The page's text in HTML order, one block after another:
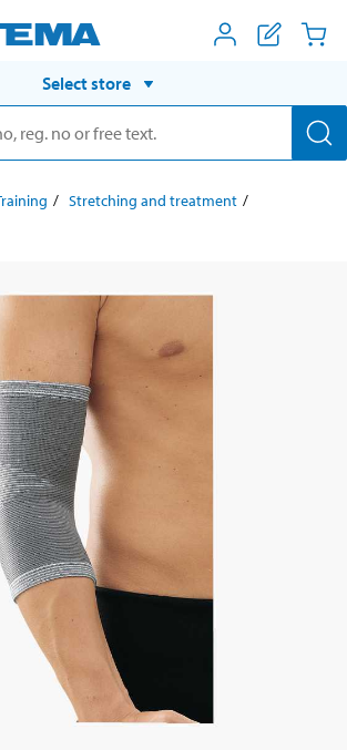
Select store
Stretching and treatment